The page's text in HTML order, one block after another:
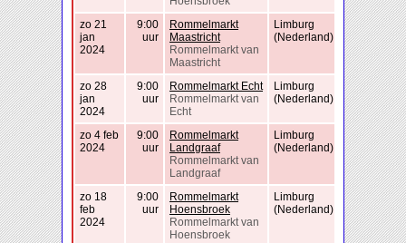
zo 21
jan
2024
9:00
uur
Rommelmarkt
Maastricht
Rommelmarkt van
Maastricht
Limburg
(Nederland)
zo 28
jan
2024
9:00
uur
Rommelmarkt Echt
Rommelmarkt van
Echt
Limburg
(Nederland)
zo 4 feb
2024
9:00
uur
Rommelmarkt
Landgraaf
Rommelmarkt van
Landgraaf
Limburg
(Nederland)
zo 18
feb
2024
9:00
uur
Rommelmarkt
Hoensbroek
Rommelmarkt van
Hoensbroek
Limburg
(Nederland)